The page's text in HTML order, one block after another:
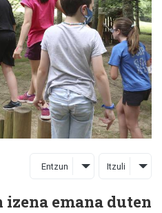
Entzun Itzuli
emana duten